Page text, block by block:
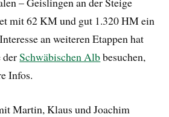
mit 62 KM und gut 1.320 HM ein
an weiteren Etappen hat
derSchwäbischen Albbesuchen,
Infos.
Martin, Klaus und Joachim